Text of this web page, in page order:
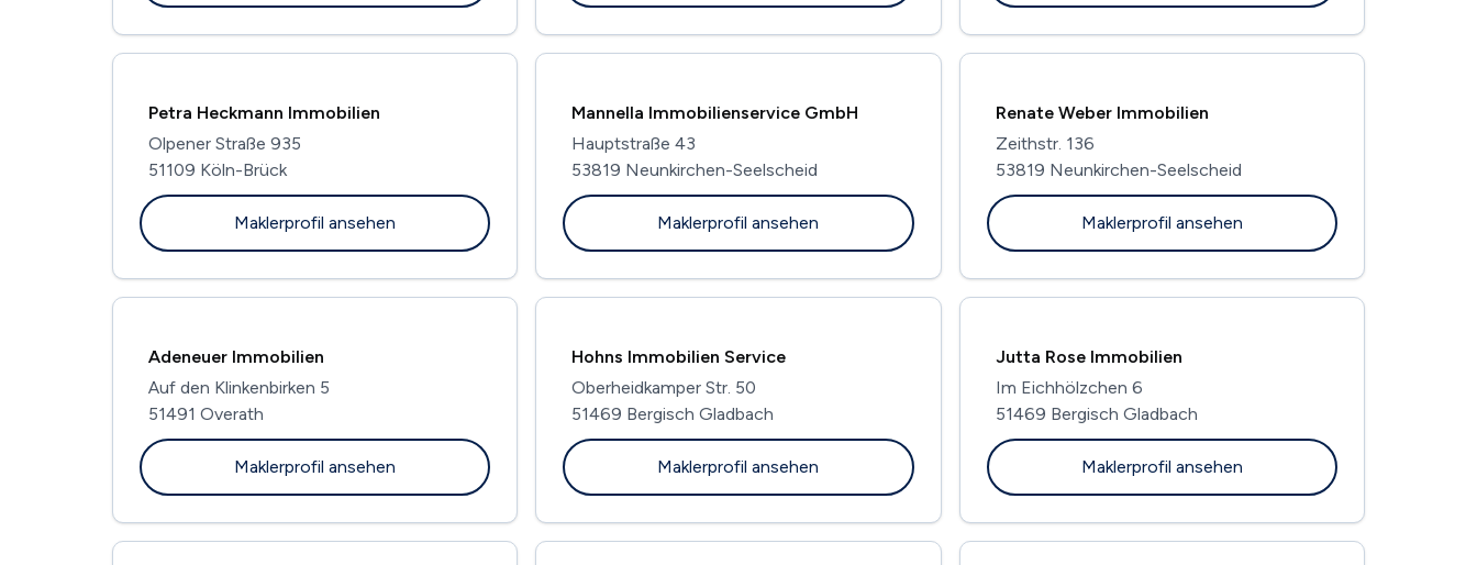
Petra Heckmann Immobilien
Olpener Straße 935
51109 Köln-Brück
Maklerprofil ansehen
Mannella Immobilienservice GmbH
Hauptstraße 43
53819 Neunkirchen-Seelscheid
Maklerprofil ansehen
Renate Weber Immobilien
Zeithstr. 136
53819 Neunkirchen-Seelscheid
Maklerprofil ansehen
Adeneuer Immobilien
Auf den Klinkenbirken 5
51491 Overath
Maklerprofil ansehen
Hohns Immobilien Service
Oberheidkamper Str. 50
51469 Bergisch Gladbach
Maklerprofil ansehen
Jutta Rose Immobilien
Im Eichhölzchen 6
51469 Bergisch Gladbach
Maklerprofil ansehen